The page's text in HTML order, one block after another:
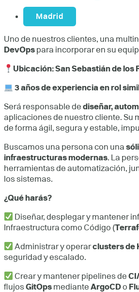
Madrid
Uno de nuestros clientes, una
DevOps para incorporar en su
Ubicación: San Sebastián de los
3 años de experiencia en rol
Será responsable de diseñar,
aplicaciones de nuestro cliente. Su
de forma ágil, segura y estable,
Buscamos una persona con una
infraestructuras modernas. La
herramientas de automatización,
los sistemas.
¿Qué harás?
Diseñar, desplegar y mantener
Infraestructura como Código (
Administrar y operarclusters de
seguridad y escalado.
Crear y mantener pipelines de
flujos GitOps mediante ArgoCDo